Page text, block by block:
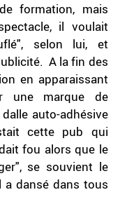
formation, mais
il voulait
selon lui, et
A la fin des
en apparaissant
une marque de
auto-adhésive
cette pub qui
fou alors que le
se souvient le
a dansé dans tous